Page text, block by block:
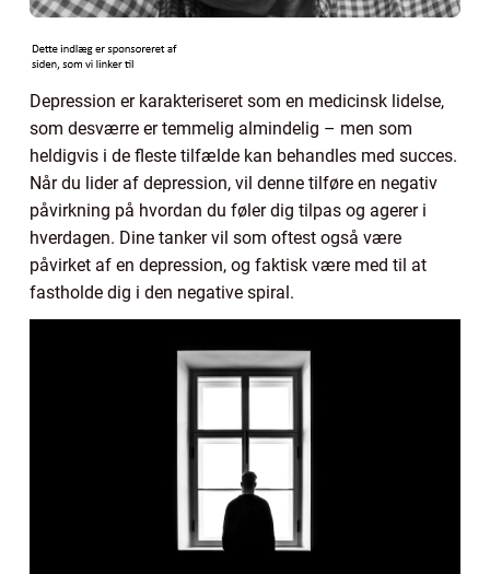
Depression er karakteriseret som en medicinsk lidelse,
som desværre er temmelig almindelig – men som
heldigvis i de fleste tilfælde kan behandles med succes.
Når du lider af depression, vil denne tilføre en negativ
påvirkning på hvordan du føler dig tilpas og agerer i
hverdagen. Dine tanker vil som oftest også være
påvirket af en depression, og faktisk være med til at
fastholde dig i den negative spiral.